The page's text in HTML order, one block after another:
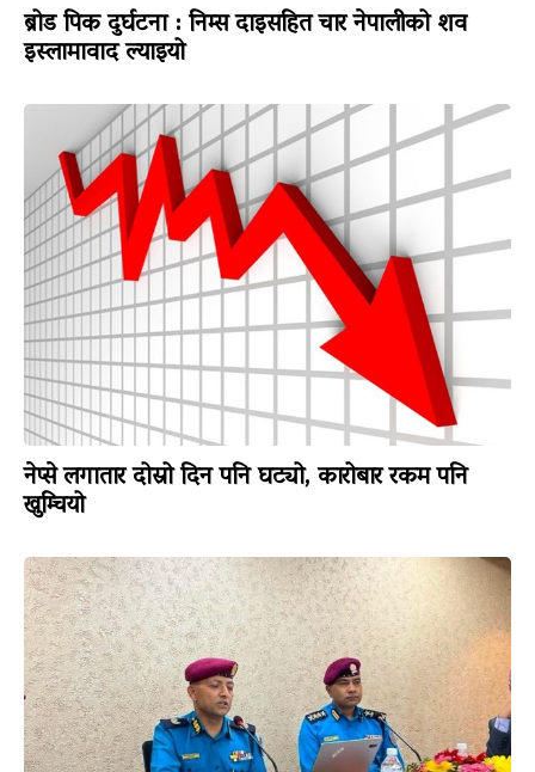
ब्रोड पिक दुर्घटना : निम्स दाइसहित चार नेपालीको शव
इस्लामावाद ल्याइयो
नेप्से लगातार दोस्रो दिन पनि घट्यो, कारोबार रकम पनि
खुम्चियो